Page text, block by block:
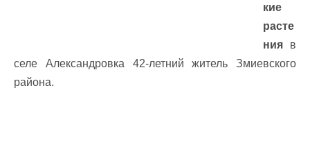
кие
расте
ния в
селе Александровка 42-летний житель Змиевского
района.